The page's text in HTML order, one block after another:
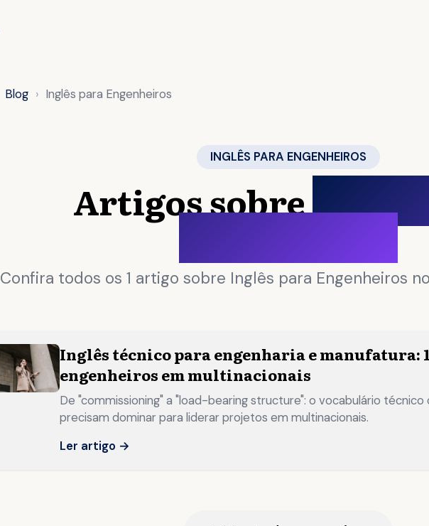
Blog Inglês para Engenheiros
INGLÊS PARA ENGENHEIROS
Artigos sobreInglês
Confira todos os 1 artigo sobre Inglês para Engenheiros
Inglês técnico para engenharia e manufatura:
engenheiros em multinacionais
De "commissioning" a "load-bearing structure": o vocabulário técnico
precisam dominar para liderar projetos em multinacionais.
Ler artigo →